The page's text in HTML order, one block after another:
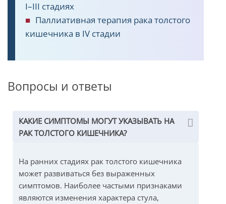
I–III стадиях
Паллиативная терапия рака толстого
кишечника в IV стадии
Вопросы и ответы
КАКИЕ СИМПТОМЫ МОГУТ УКАЗЫВАТЬ НА
РАК ТОЛСТОГО КИШЕЧНИКА?
На ранних стадиях рак толстого кишечника
может развиваться без выраженных
симптомов. Наиболее частыми признаками
являются изменения характера стула,